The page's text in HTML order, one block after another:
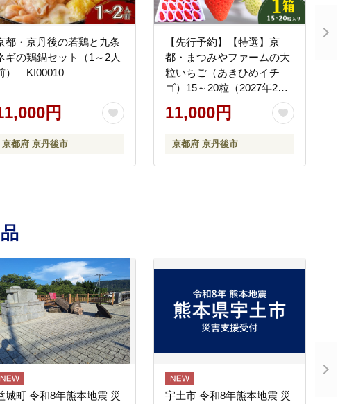
都・京丹後の若鶏と九条
ギの鶏鍋セット（1～2人
） KI00010
円
京都府 京丹後市
【先行予約】【特選】京
都・まつみやファームの大
粒いちご（あきひめイチ
ゴ）15～20粒（2027年2月
上旬～発送） 章姫 甘味 あ
まい 人気 ふるさと 納税 イ
くだもの 果物 先行申込 ス
トロベリー 大粒 いちご
11,000円
京都府 京丹後市
城町 令和8年熊本地震 災
宇土市 令和8年熊本地震 災